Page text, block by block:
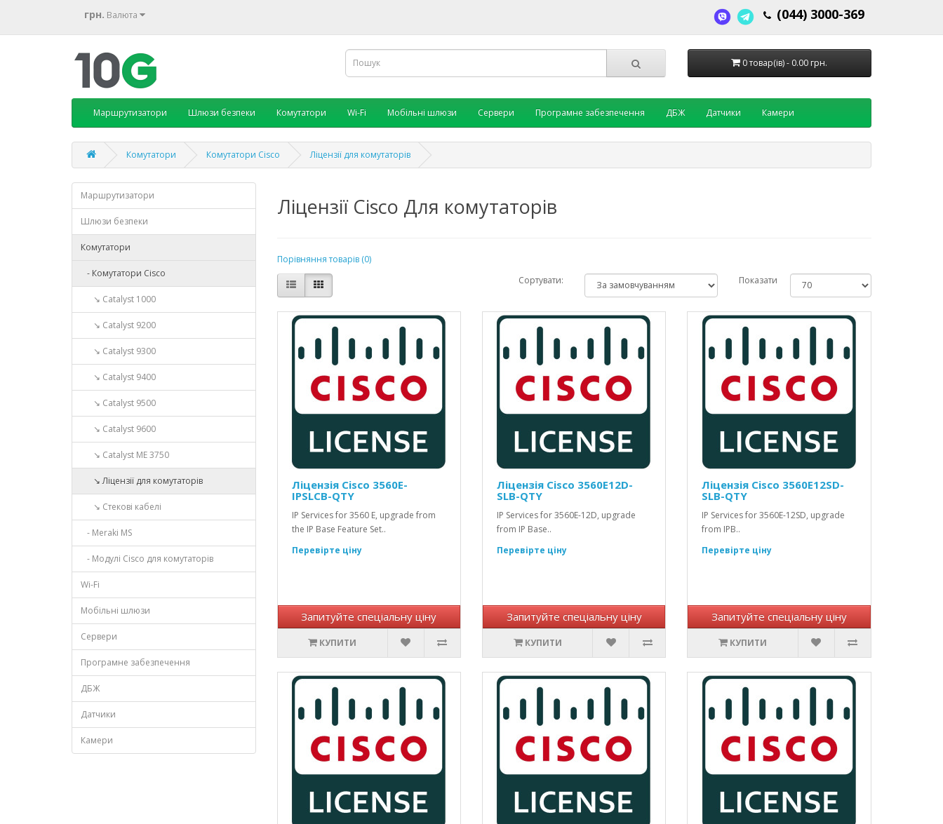
грн. Валюта (044) 3000-369
0 товар(ів) - 0.00 грн.
Маршрутизатори Шлюзи безпеки Комутатори Wi-Fi Мобільні шлюзи Сервери Програмне забезпечення ДБЖ Датчики Камери
Комутатори Комутатори Cisco Ліцензії для комутаторів
Маршрутизатори
Шлюзи безпеки
Комутатори
- Комутатори Cisco
↘ Catalyst 1000
↘ Catalyst 9200
↘ Catalyst 9300
↘ Catalyst 9400
↘ Catalyst 9500
↘ Catalyst 9600
↘ Catalyst ME 3750
↘ Ліцензії для комутаторів
↘ Стекові кабелі
- Meraki MS
- Модулі Cisco для комутаторів
Wi-Fi
Мобільні шлюзи
Сервери
Програмне забезпечення
ДБЖ
Датчики
Камери
Ліцензії Cisco Для комутаторів
Порівняння товарів (0)
Сортувати:
Показати
Ліцензія Cisco 3560E-
IPSLCB-QTY
IP Services for 3560 E, upgrade from
the IP Base Feature Set..
Перевірте ціну
Запитуйте спеціальну ціну
КУПИТИ
Ліцензія Cisco 3560E12D-
SLB-QTY
IP Services for 3560E-12D, upgrade
from IP Base..
Перевірте ціну
Запитуйте спеціальну ціну
КУПИТИ
Ліцензія Cisco 3560E12SD-
SLB-QTY
IP Services for 3560E-12SD, upgrade
from IPB..
Перевірте ціну
Запитуйте спеціальну ціну
КУПИТИ